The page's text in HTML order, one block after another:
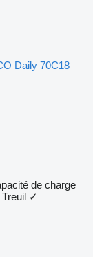
Daily 70C18
de charge
Treuil ✓